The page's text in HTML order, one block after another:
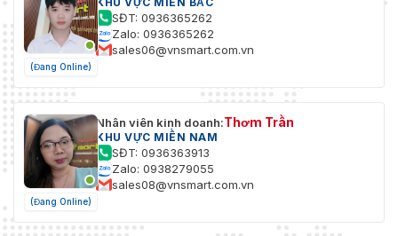
(Đang Online)
SĐT: 0936365262
Zalo: 0936365262
sales06@vnsmart.com.vn
(Đang Online)
Nhân viên kinh doanh:Thơm Trần
KHU VỰC MIỀN NAM
SĐT: 0936363913
Zalo: 0938279055
sales08@vnsmart.com.vn